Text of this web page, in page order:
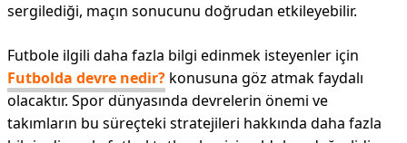
sergilediği, maçın sonucunu doğrudan etkileyebilir.
Futbole ilgili daha fazla bilgi edinmek isteyenler için
Futbolda devre nedir? konusuna göz atmak faydalı
olacaktır. Spor dünyasında devrelerin önemi ve
takımların bu süreçteki stratejileri hakkında daha fazla